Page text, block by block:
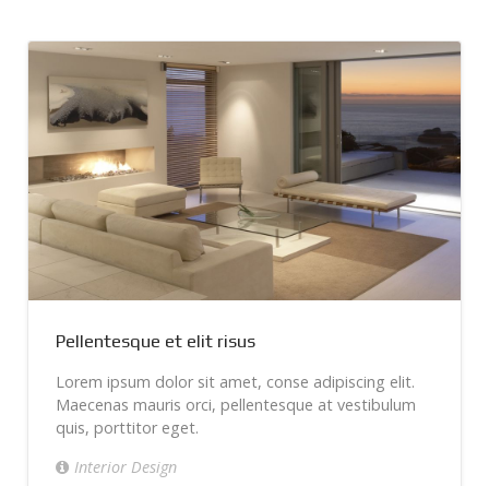
Pellentesque et elit risus
Lorem ipsum dolor sit amet, conse adipiscing elit.
Maecenas mauris orci, pellentesque at vestibulum
quis, porttitor eget.
Interior Design